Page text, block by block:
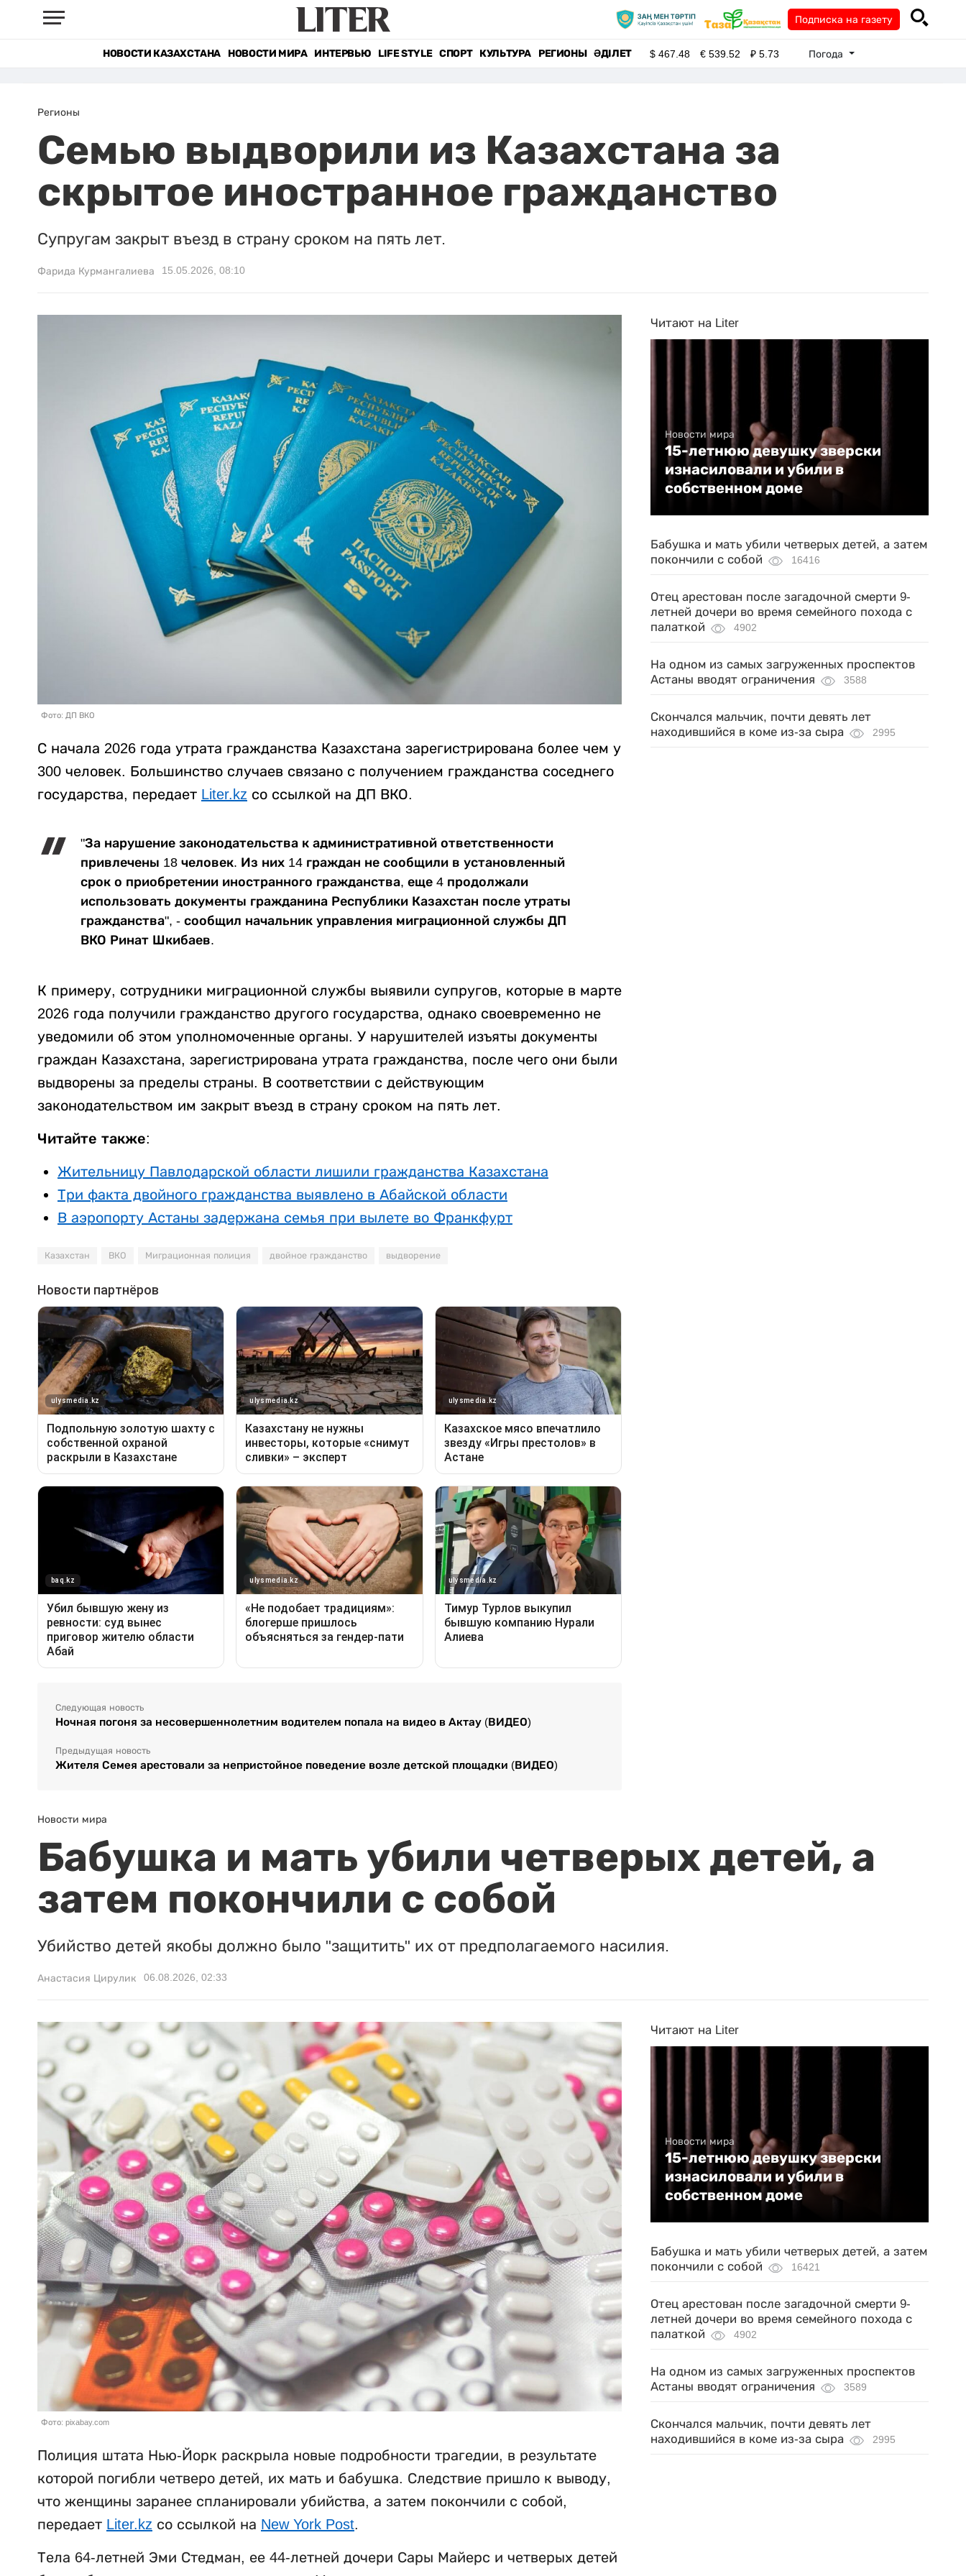
Подписка на газету
НОВОСТИ КАЗАХСТАНА НОВОСТИ МИРА ИНТЕРВЬЮ LIFE STYLE СПОРТ КУЛЬТУРА РЕГИОНЫ ӘДІЛЕТ $467.48 €539.52 ₽5.73 Погода
Регионы
Семью выдворили из Казахстана за
скрытое иностранное гражданство
Супругам закрыт въезд в страну сроком на пять лет.
Фарида Курмангалиева 15.05.2026, 08:10
Фото: ДП ВКО
С начала 2026 года утрата гражданства Казахстана зарегистрирована более чем у
300 человек. Большинство случаев связано с получением гражданства соседнего
государства, передает Liter.kz со ссылкой на ДП ВКО.
"За нарушение законодательства к административной ответственности
привлечены 18 человек. Из них 14 граждан не сообщили в установленный
срок о приобретении иностранного гражданства, еще 4 продолжали
использовать документы гражданина Республики Казахстан после утраты
гражданства", - сообщил начальник управления миграционной службы ДП
ВКО Ринат Шкибаев.
К примеру, сотрудники миграционной службы выявили супругов, которые в марте
2026 года получили гражданство другого государства, однако своевременно не
уведомили об этом уполномоченные органы. У нарушителей изъяты документы
граждан Казахстана, зарегистрирована утрата гражданства, после чего они были
выдворены за пределы страны. В соответствии с действующим
законодательством им закрыт въезд в страну сроком на пять лет.
Читайте также:
Жительницу Павлодарской области лишили гражданства Казахстана
Три факта двойного гражданства выявлено в Абайской области
В аэропорту Астаны задержана семья при вылете во Франкфурт
Казахстан ВКО Миграционная полиция двойное гражданство выдворение
Следующая новость
Ночная погоня за несовершеннолетним водителем попала на видео в Актау (ВИДЕО)
Предыдущая новость
Жителя Семея арестовали за непристойное поведение возле детской площадки (ВИДЕО)
Читают на Liter
Новости мира
15-летнюю девушку зверски
изнасиловали и убили в
собственном доме
Бабушка и мать убили четверых детей, а затем
покончили с собой
16416
Отец арестован после загадочной смерти 9-
летней дочери во время семейного похода с
палаткой
4902
На одном из самых загруженных проспектов
Астаны вводят ограничения
3588
Скончался мальчик, почти девять лет
находившийся в коме из-за сыра
2995
Новости мира
Бабушка и мать убили четверых детей, а
затем покончили с собой
Убийство детей якобы должно было "защитить" их от предполагаемого насилия.
Анастасия Цирулик 06.08.2026, 02:33
Фото: pixabay.com
Полиция штата Нью-Йорк раскрыла новые подробности трагедии, в результате
которой погибли четверо детей, их мать и бабушка. Следствие пришло к выводу,
что женщины заранее спланировали убийства, а затем покончили с собой,
передает Liter.kz со ссылкой на New York Post.
Тела 64-летней Эми Стедман, ее 44-летней дочери Сары Майерс и четверых детей
Читают на Liter
Новости мира
15-летнюю девушку зверски
изнасиловали и убили в
собственном доме
Бабушка и мать убили четверых детей, а затем
покончили с собой
16421
Отец арестован после загадочной смерти 9-
летней дочери во время семейного похода с
палаткой
4902
На одном из самых загруженных проспектов
Астаны вводят ограничения
3589
Скончался мальчик, почти девять лет
находившийся в коме из-за сыра
2995